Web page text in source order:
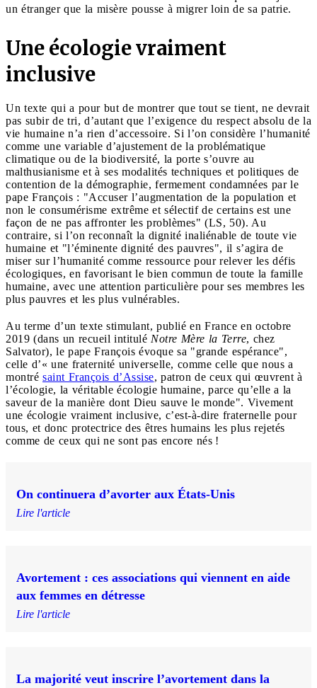
un étranger que la misère pousse à migrer loin de sa patrie.
Une écologie vraiment
inclusive
Un texte qui a pour but de montrer que tout se tient, ne devrait
pas subir de tri, d’autant que l’exigence du respect absolu de la
vie humaine n’a rien d’accessoire. Si l’on considère l’humanité
comme une variable d’ajustement de la problématique
climatique ou de la biodiversité, la porte s’ouvre au
malthusianisme et à ses modalités techniques et politiques de
contention de la démographie, fermement condamnées par le
pape François : "Accuser l’augmentation de la population et
non le consumérisme extrême et sélectif de certains est une
façon de ne pas affronter les problèmes" (LS, 50). Au
contraire, si l’on reconnaît la dignité inaliénable de toute vie
humaine et "l’éminente dignité des pauvres", il s’agira de
miser sur l’humanité comme ressource pour relever les défis
écologiques, en favorisant le bien commun de toute la famille
humaine, avec une attention particulière pour ses membres les
plus pauvres et les plus vulnérables.
Au terme d’un texte stimulant, publié en France en octobre
2019 (dans un recueil intitulé Notre Mère la Terre, chez
Salvator), le pape François évoque sa "grande espérance",
celle d’« une fraternité universelle, comme celle que nous a
montré saint François d’Assise, patron de ceux qui œuvrent à
l’écologie, la véritable écologie humaine, parce qu’elle a la
saveur de la manière dont Dieu sauve le monde". Vivement
une écologie vraiment inclusive, c’est-à-dire fraternelle pour
tous, et donc protectrice des êtres humains les plus rejetés
comme de ceux qui ne sont pas encore nés !
On continuera d’avorter aux États-Unis
Lire l'article
Avortement : ces associations qui viennent en aide
aux femmes en détresse
Lire l'article
La majorité veut inscrire l’avortement dans la